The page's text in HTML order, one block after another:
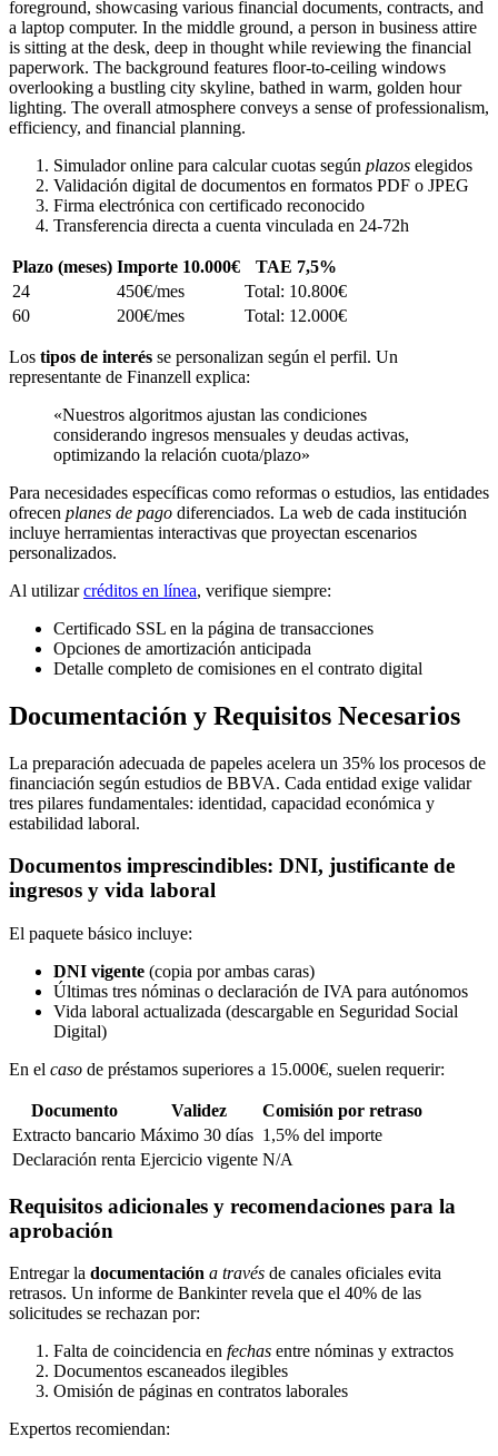
Simulador online para calcular cuotas según plazos elegidos
Validación digital de documentos en formatos PDF o JPEG
Firma electrónica con certificado reconocido
Transferencia directa a cuenta vinculada en 24-72h
Plazo (meses) Importe 10.000€
TAE 7,5%
24
450€/mes
Total: 10.800€
60
200€/mes Total: 12.000€
Los tipos de interés se personalizan según el perfil. Un
representante de Finanzell explica:
«Nuestros algoritmos ajustan las condiciones
considerando ingresos mensuales y deudas activas,
optimizando la relación cuota/plazo»
Para necesidades específicas como reformas o estudios, las entidades
ofrecen planes de pago diferenciados. La web de cada institución
incluye herramientas interactivas que proyectan escenarios
personalizados.
Al utilizarcréditos en línea, verifique siempre:
Certificado SSL en la página de transacciones
Opciones de amortización anticipada
Detalle completo de comisiones en el contrato digital
Documentación y Requisitos Necesarios
La preparación adecuada de papeles acelera un 35% los procesos de
financiación según estudios de BBVA. Cada entidad exige validar
tres pilares fundamentales: identidad, capacidad económica y
estabilidad laboral.
Documentos imprescindibles: DNI, justificante de
ingresos y vida laboral
El paquete básico incluye:
DNI vigente (copia por ambas caras)
Últimas tres nóminas o declaración de IVA para autónomos
Vida laboral actualizada (descargable en Seguridad Social
Digital)
En el caso de préstamos superiores a 15.000€, suelen requerir:
Documento Validez
Comisión por retraso
Extracto bancario Máximo 30 días 1,5% del importe
Declaración renta Ejercicio vigente N/A
Requisitos adicionales y recomendaciones para la
aprobación
Entregar la documentación a través de canales oficiales evita
retrasos. Un informe de Bankinter revela que el 40% de las
solicitudes se rechazan por:
Falta de coincidencia en fechas entre nóminas y extractos
Documentos escaneados ilegibles
Omisión de páginas en contratos laborales
Expertos recomiendan: